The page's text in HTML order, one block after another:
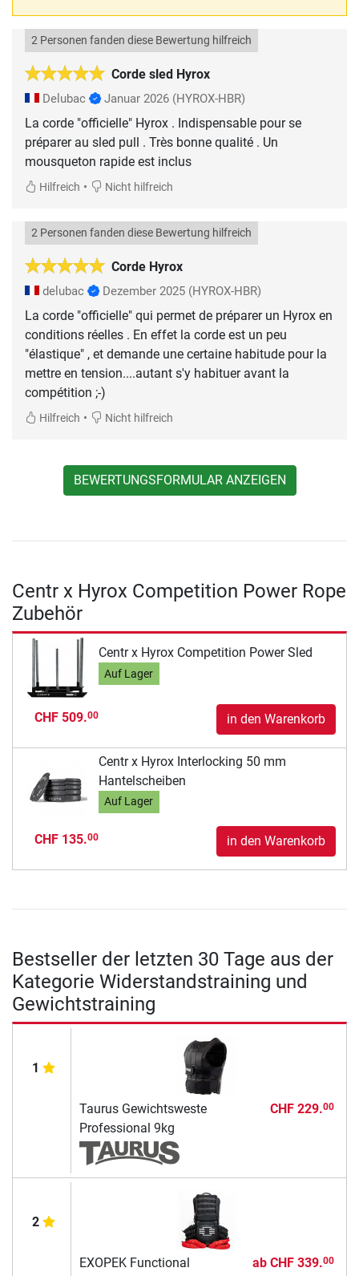
Corde sled Hyrox
2 Personen fanden diese Bewertung hilfreich
Delubac Januar 2026 (HYROX-HBR)
La corde "officielle" Hyrox . Indispensable pour se
préparer au sled pull . Très bonne qualité . Un
mousqueton rapide est inclus
Hilfreich • Nicht hilfreich
Corde Hyrox
2 Personen fanden diese Bewertung hilfreich
delubac Dezember 2025 (HYROX-HBR)
La corde "officielle" qui permet de préparer un Hyrox en
conditions réelles . En effet la corde est un peu
"élastique" , et demande une certaine habitude pour la
mettre en tension....autant s'y habituer avant la
compétition ;-)
Hilfreich • Nicht hilfreich
BEWERTUNGSFORMULAR ANZEIGEN
Centr x Hyrox Competition Power Rope
Zubehör
Centr x Hyrox Competition Power Sled
Auf Lager
CHF 509.00 in den Warenkorb
Centr x Hyrox Interlocking 50 mm
Hantelscheiben
Auf Lager
CHF 135.00 in den Warenkorb
Bestseller der letzten 30 Tage aus der
Kategorie Widerstandstraining und
Gewichtstraining
1
Taurus Gewichtsweste
Professional 9kg
CHF 229.00
2
EXOPEK Functional
ab CHF 339.00